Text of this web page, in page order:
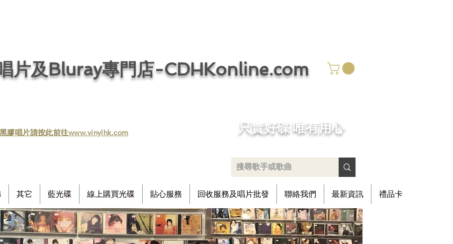
片及Bluray專門店-CDHKonline.com
膠唱片請按此前往www.vinylhk.com ​只賣好碟 唯有用心
其它 藍光碟 線上購買光碟 貼心服務 回收服務及唱片批發 聯絡我們 最新資訊 禮品卡